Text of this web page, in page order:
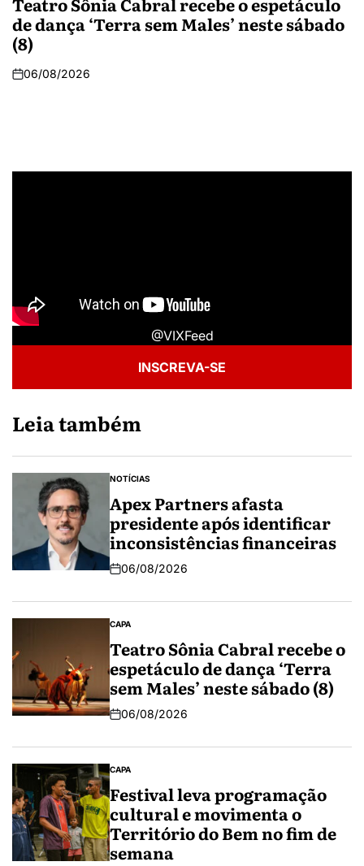
de dança ‘Terra sem Males’ neste sábado
(8)
06/08/2026
@VIXFeed
INSCREVA-SE
Leia também
NOTÍCIAS
Apex Partners afasta
presidente após identificar
inconsistências financeiras
06/08/2026
CAPA
Teatro Sônia Cabral recebe o
espetáculo de dança ‘Terra
sem Males’ neste sábado (8)
06/08/2026
CAPA
Festival leva programação
cultural e movimenta o
Território do Bem no fim de
semana